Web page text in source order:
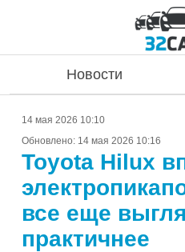
Новости
14 мая 2026 10:10
Обновлено: 14 мая 2026 10:16
Toyota Hilux
все еще
практичнее